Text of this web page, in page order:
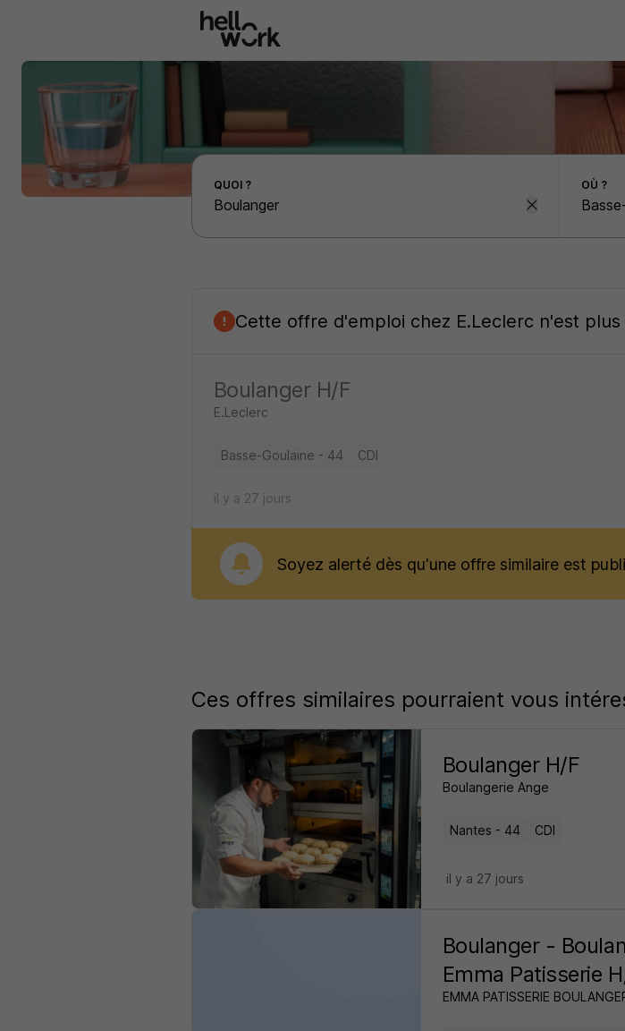
Effectuer une recherche d'emploi par localité
QUOI ? OÙ ?
Cette offre d'emploi chez E.Leclerc n'est
Boulanger H/F
E.Leclerc
Basse-Goulaine - 44 CDI
il y a 27 jours
Soyez alerté dès qu'une offre similaire est
Ces offres similaires pourraient vous
Boulanger H/F
Boulangerie Ange
Nantes - 44 CDI
il y a 27 jours
Boulanger -
Emma Patisserie
EMMA PATISSERIE